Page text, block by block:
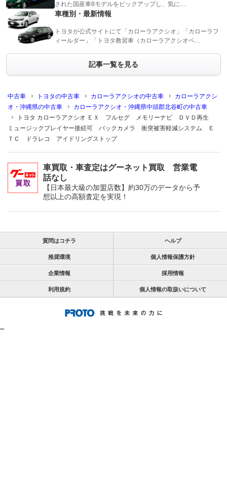
された国産車8モデルをピックアップし、気に…
車種別・最新情報
トヨタが公式サイトにて「カローラアクシオ」「カローラフ
ィールダー」「トヨタ教習車（カローラアクシオベ…
記事一覧を見る
中古車 トヨタの中古車 カローラアクシオの中古車
カローラアクシ
オ・沖縄県の中古車
カローラアクシオ・沖縄県中頭郡北谷町の中古車
トヨタ カローラアクシオ ＥＸ フルセグ メモリーナビ ＤＶＤ再生
ミュージックプレイヤー接続可 バックカメラ 衝突被害軽減システム Ｅ
ＴＣ ドラレコ アイドリングストップ
車買取・車査定はグーネット買取 営業電
話なし
【日本最大級の加盟店数】約30万のデータから予
想以上の高額査定を実現！
質問はコチラ ヘルプ
推奨環境 個人情報保護方針
企業情報 採用情報
利用規約 個人情報の取扱いについて
""